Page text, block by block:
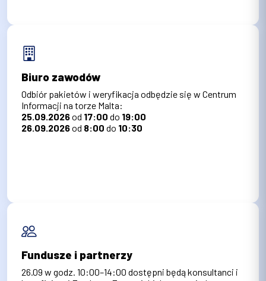
Biuro zawodów
Odbiór pakietów i weryfikacja odbędzie się w Centrum
Informacji na torze Malta:
25.09.2026od 17:00 do 19:00
26.09.2026od 8:00 do 10:30
Fundusze i partnerzy
26.09 w godz. 10:00–14:00 dostępni będą konsultanci i